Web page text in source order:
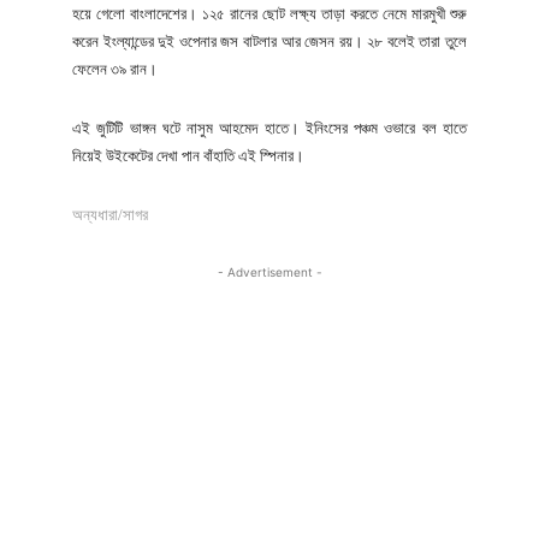
হয়ে গেলো বাংলাদেশের। ১২৫ রানের ছোট লক্ষ্য তাড়া করতে নেমে মারমুখী শুরু
করেন ইংল্যান্ডের দুই ওপেনার জস বাটলার আর জেসন রয়। ২৮ বলেই তারা তুলে
ফেলেন ৩৯ রান।
এই জুটিটি ভাঙ্গন ঘটে নাসুম আহমেদ হাতে। ইনিংসের পঞ্চম ওভারে বল হাতে
নিয়েই উইকেটের দেখা পান বাঁহাতি এই স্পিনার।
অন্যধারা/সাগর
- Advertisement -